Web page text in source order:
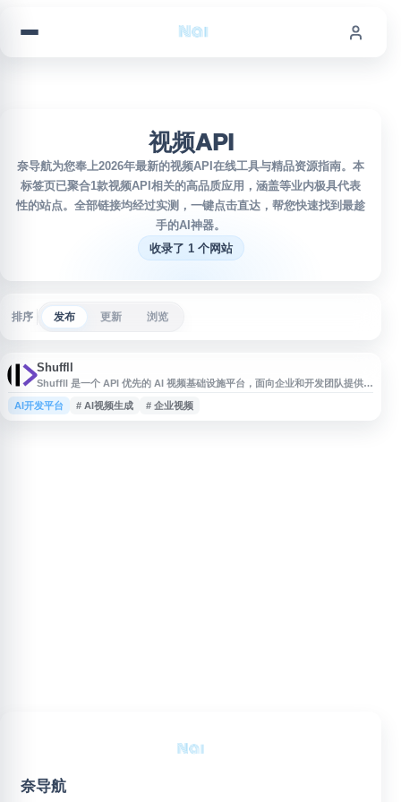
视频API
奈导航为您奉上2026年最新的视频API在线工具与精品资源指南。本
标签页已聚合1款视频API相关的高品质应用，涵盖等业内极具代表
性的站点。全部链接均经过实测，一键点击直达，帮您快速找到最趁
手的AI神器。
收录了 1 个网站
排序 发布 更新 浏览
Shuffll
Shuffll 是一个 API 优先的 AI 视频基础设施平台，面向企业和开发团队提供视
频生成、编排与自动化能力。平台支持按品牌规范大规模创建高质量视频内
容，并提供企业级控制、流程集成与自动化管理，适用于营销、内容生产、产
AI开发平台 # AI视频生成 # 企业视频
奈导航